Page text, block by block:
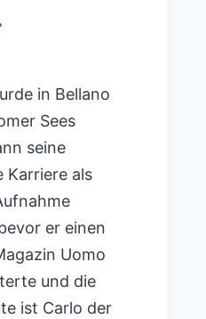
in Bellano
Sees
seine
Karriere als
er einen
Uomo
und die
ist Carlo der